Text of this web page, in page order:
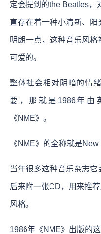
定会提到的the Beatles，
直存在着一种小清新、
明朗一点，这种音乐风格
可爱的。
整体社会相对阴暗的情
要，那就是1986年由
《NME》。
《NME》的全称就是
当年很多这种音乐杂志它
后来附一张CD，用来推
风格。
1986年《NME》出版的